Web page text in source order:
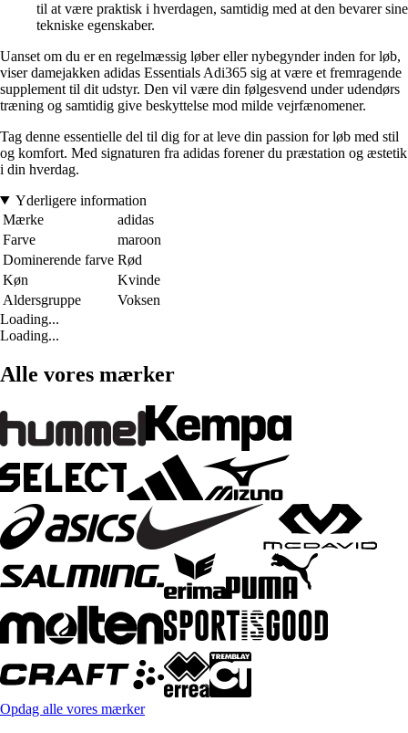
til at være praktisk i hverdagen, samtidig med at den bevarer sine
tekniske egenskaber.
Uanset om du er en regelmæssig løber eller nybegynder inden for løb,
viser damejakken adidas Essentials Adi365 sig at være et fremragende
supplement til dit udstyr. Den vil være din følgesvend under udendørs
træning og samtidig give beskyttelse mod milde vejrfænomener.
Tag denne essentielle del til dig for at leve din passion for løb med stil
og komfort. Med signaturen fra adidas forener du præstation og æstetik
i din hverdag.
Yderligere information
Mærke
adidas
Farve
maroon
Dominerende farve Rød
Køn
Kvinde
Aldersgruppe
Voksen
Loading...
Loading...
Alle vores mærker
Opdag alle vores mærker